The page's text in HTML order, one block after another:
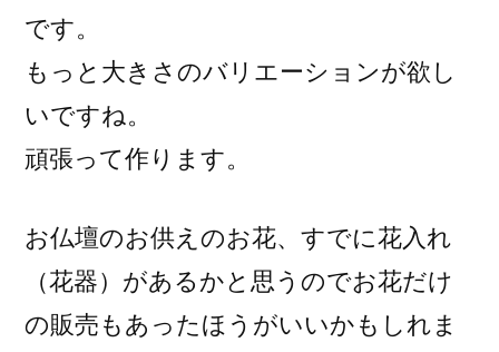
です。
もっと大きさのバリエーションが欲し
いですね。
頑張って作ります。
お仏壇のお供えのお花、すでに花入れ
（花器）があるかと思うのでお花だけ
の販売もあったほうがいいかもしれま